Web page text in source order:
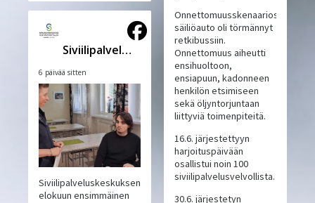
Siviilipalveluskeskus
6 päivää sitten
Siviilipalveluskeskuksen
elokuun ensimmäinen
Onnettomuusskenaariossa
säiliöauto oli törmännyt
retkibussiin.
Onnettomuus aiheutti
ensihuoltoon,
ensiapuun, kadonneen
henkilön etsimiseen
sekä öljyntorjuntaan
liittyviä toimenpiteitä.
16.6. järjestettyyn
harjoituspäivään
osallistui noin 100
siviilipalvelusvelvollista.
30.6. järjestetyn